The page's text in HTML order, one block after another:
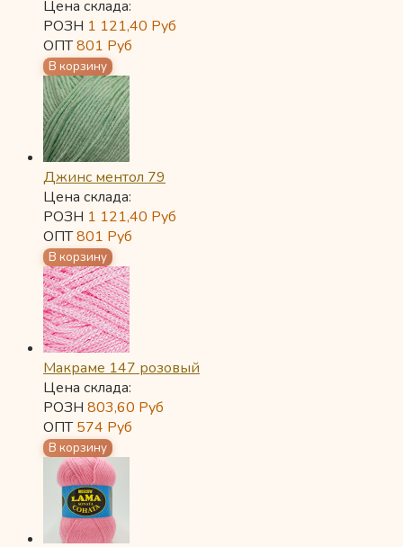
Цена склада:
РОЗН 1 121,40 Руб
ОПТ801 Руб
Джинс ментол 79
Цена склада:
РОЗН 1 121,40 Руб
ОПТ801 Руб
Макраме 147 розовый
Цена склада:
РОЗН 803,60 Руб
ОПТ574 Руб